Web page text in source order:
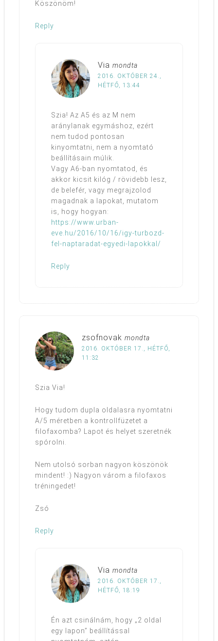
Köszönöm!
Reply
Via mondta
2016. OKTÓBER 24.,
HÉTFŐ, 13:44
Szia! Az A5 és az M nem
aránylanak egymáshoz, ezért
nem tudod pontosan
kinyomtatni, nem a nyomtató
beállításain múlik.
Vagy A6-ban nyomtatod, és
akkor kicsit kilóg / rövidebb lesz,
de belefér, vagy megrajzolod
magadnak a lapokat, mutatom
is, hogy hogyan:
https://www.urban-
eve.hu/2016/10/16/igy-turbozd-
fel-naptaradat-egyedi-lapokkal/
Reply
zsofnovak mondta
2016. OKTÓBER 17., HÉTFŐ,
11:32
Szia Via!
Hogy tudom dupla oldalasra nyomtatni
A/5 méretben a kontrollfüzetet a
filofaxomba? Lapot és helyet szeretnék
spórolni.
Nem utolsó sorban nagyon köszönök
mindent! :) Nagyon várom a filofaxos
tréningedet!
Zsó
Reply
Via mondta
2016. OKTÓBER 17.,
HÉTFŐ, 18:19
Én azt csinálnám, hogy „2 oldal
egy lapon” beállítással